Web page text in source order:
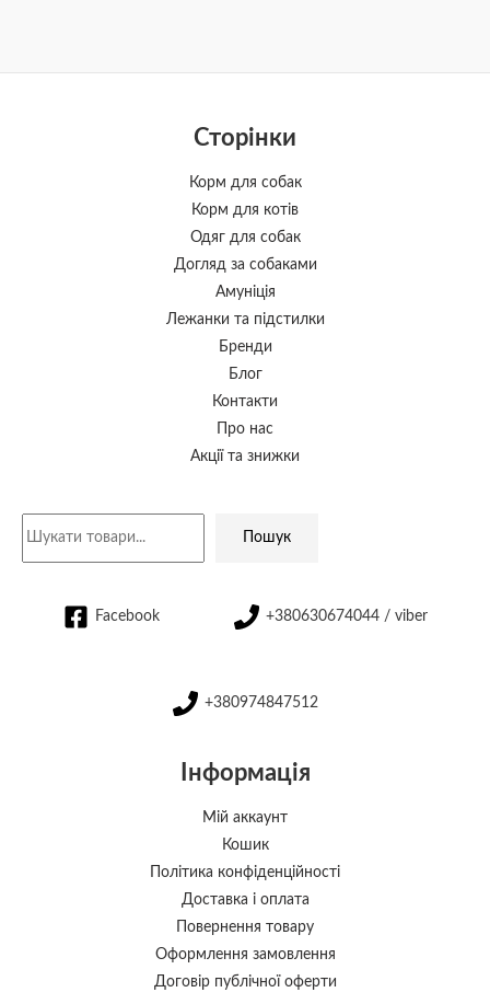
Сторінки
Корм для собак
Корм для котів
Одяг для собак
Догляд за собаками
Амуніція
Лежанки та підстилки
Бренди
Блог
Контакти
Про нас
Акції та знижки
Пошук
Facebook +380630674044 / viber
+380974847512
Інформація
Мій аккаунт
Кошик
Політика конфіденційності
Доставка і оплата
Повернення товару
Оформлення замовлення
Договір публічної оферти